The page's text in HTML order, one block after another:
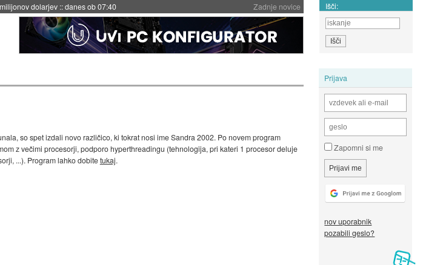
Zadnje novice
dolarjev ::danes ob 07:40 Išči:
Prijava
Zapomni si me
nov uporabnik
pozabili geslo?
so spet izdali novo različico, ki tokrat nosi ime Sandra 2002. Po novem program
z večimi procesorji, podporo hyperthreadingu (tehnologija, pri kateri 1 procesor deluje
...). Program lahko dobitetukaj.